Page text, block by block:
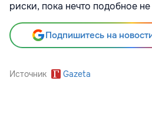
риски, пока нечто подобное
Подпишитесь на
Источник Gazeta